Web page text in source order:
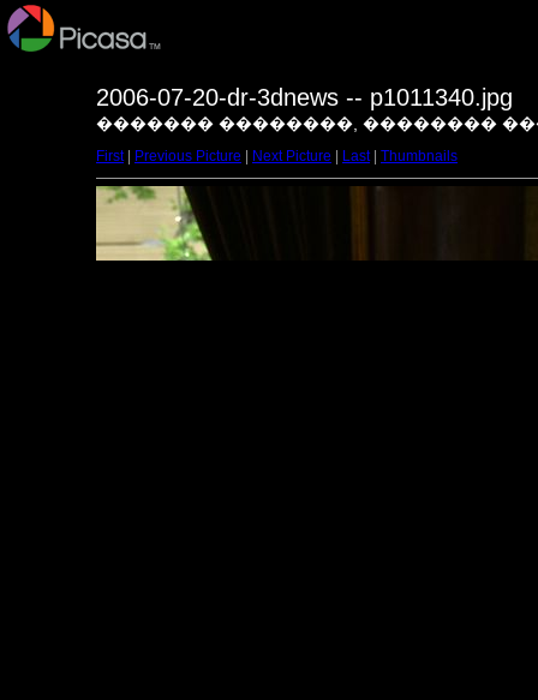
2006-07-20-dr-3dnews -- p1011340.jpg
������� ��������, ��������
First| Previous Picture Next Picture Last| Thumbnails